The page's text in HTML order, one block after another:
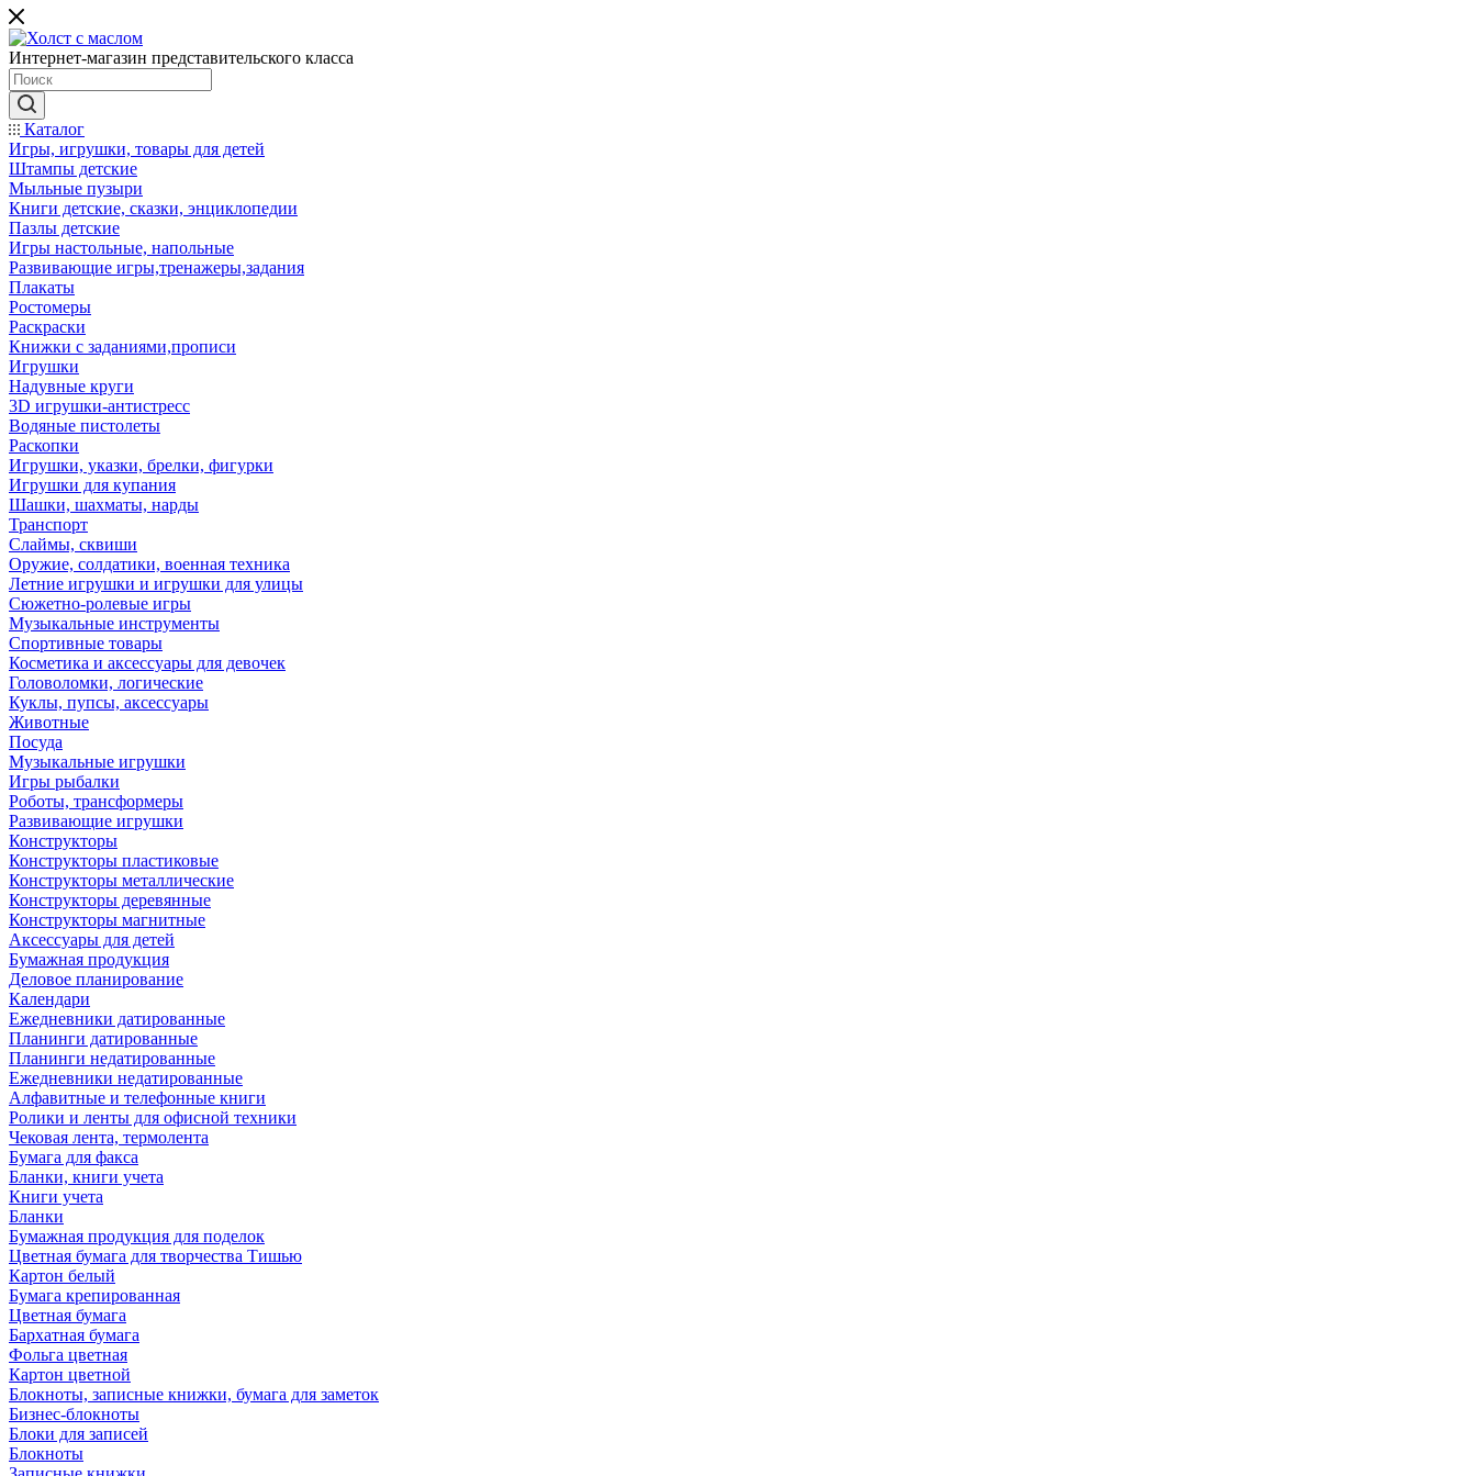
Интернет-магазин представительского класса
Каталог
Игры, игрушки, товары для детей
Штампы детские
Мыльные пузыри
Книги детские, сказки, энциклопедии
Пазлы детские
Игры настольные, напольные
Развивающие игры,тренажеры,задания
Плакаты
Ростомеры
Раскраски
Книжки с заданиями,прописи
Игрушки
Надувные круги
3D игрушки-антистресс
Водяные пистолеты
Раскопки
Игрушки, указки, брелки, фигурки
Игрушки для купания
Шашки, шахматы, нарды
Транспорт
Слаймы, сквиши
Оружие, солдатики, военная техника
Летние игрушки и игрушки для улицы
Сюжетно-ролевые игры
Музыкальные инструменты
Спортивные товары
Косметика и аксессуары для девочек
Головоломки, логические
Куклы, пупсы, аксессуары
Животные
Посуда
Музыкальные игрушки
Игры рыбалки
Роботы, трансформеры
Развивающие игрушки
Конструкторы
Конструкторы пластиковые
Конструкторы металлические
Конструкторы деревянные
Конструкторы магнитные
Аксессуары для детей
Бумажная продукция
Деловое планирование
Календари
Ежедневники датированные
Планинги датированные
Планинги недатированные
Ежедневники недатированные
Алфавитные и телефонные книги
Ролики и ленты для офисной техники
Чековая лента, термолента
Бумага для факса
Бланки, книги учета
Книги учета
Бланки
Бумажная продукция для поделок
Цветная бумага для творчества Тишью
Картон белый
Бумага крепированная
Цветная бумага
Бархатная бумага
Фольга цветная
Картон цветной
Блокноты, записные книжки, бумага для заметок
Бизнес-блокноты
Блоки для записей
Блокноты